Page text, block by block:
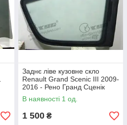
Заднє ліве кузовне скло
Renault Grand Scenic III 2009-
2016 - Рено Гранд Сценік
В наявності 1 од.
1 500 ₴